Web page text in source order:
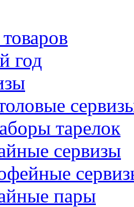
год
тарелок
сервизы
пары